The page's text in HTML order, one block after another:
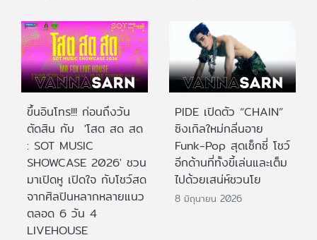
ขึ้นอินโทร!!! ก่อนถึงวัน
ตัดสิน กับ 'โสต สด สด
: SOT MUSIC
SHOWCASE 2026' ชวน
มาเปิดหู เปิดใจ กับโชว์สด
จากศิลปินหลากหลายแนว
ตลอด 6 วัน 4
LIVEHOUSE
PIDE เปิดตัว “CHAIN”
ซิงเกิลใหม่กลิ่นอาย
Funk-Pop สุดเซ็กซี่ โชว์
อีกด้านที่ทั้งขี้เล่นและเต็ม
ไปด้วยเสน่ห์ชวนโย
8 มิถุนายน 2026